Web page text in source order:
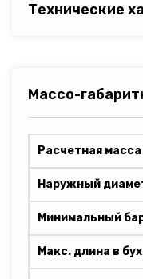
Технические
Массо-
Расчетная
Наружный
Минимальный
Макс. длина в